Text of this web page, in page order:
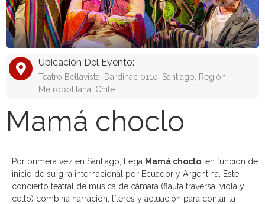
Ubicación Del Evento:
Teatro Bellavista, Dardinac 0110, Santiago, Región
Metropolitana, Chile
Mamá choclo
Por primera vez en Santiago, llega Mamá choclo , en función de
inicio de su gira internacional por Ecuador y Argentina. Este
concierto teatral de música de cámara (flauta traversa, viola y
cello) combina narración, títeres y actuación para contar la